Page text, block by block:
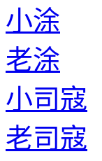
小涂
老涂
小司寇
老司寇